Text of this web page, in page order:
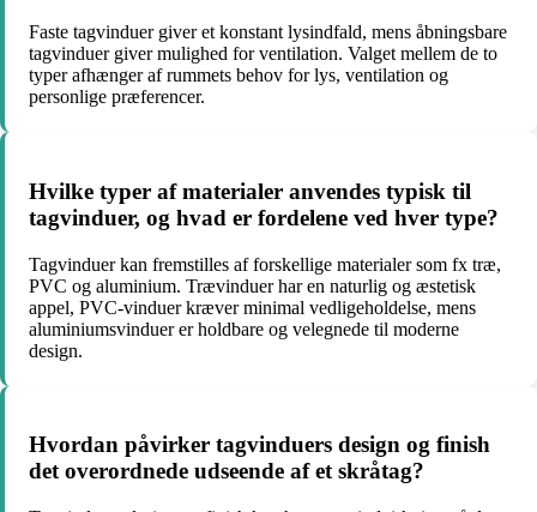
Faste tagvinduer giver et konstant lysindfald, mens åbningsbare
tagvinduer giver mulighed for ventilation. Valget mellem de to
typer afhænger af rummets behov for lys, ventilation og
personlige præferencer.
Hvilke typer af materialer anvendes typisk til
tagvinduer, og hvad er fordelene ved hver type?
Tagvinduer kan fremstilles af forskellige materialer som fx træ,
PVC og aluminium. Trævinduer har en naturlig og æstetisk
appel, PVC-vinduer kræver minimal vedligeholdelse, mens
aluminiumsvinduer er holdbare og velegnede til moderne
design.
Hvordan påvirker tagvinduers design og finish
det overordnede udseende af et skråtag?